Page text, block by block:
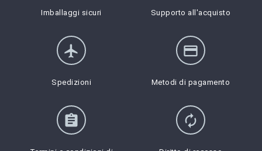
Imballaggi sicuri Supporto all'acquisto
flight
Spedizioni
credit_card
Metodi di pagamento
assignment autorenew